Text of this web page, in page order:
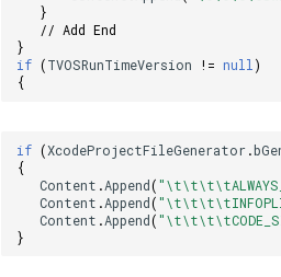
}
// Add End
}
if (TVOSRunTimeVersion != null)
{
if (XcodeProjectFileGenerator.
{
Content .Append(
Content .Append(
Content .Append(
}